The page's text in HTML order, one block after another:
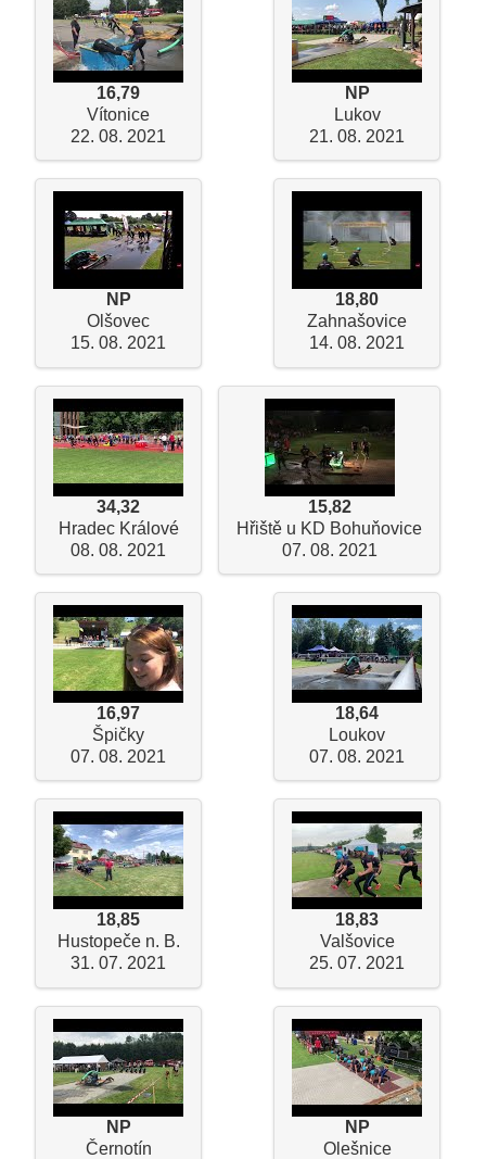
16,79
Vítonice
22. 08. 2021
NP
Lukov
21. 08. 2021
NP
Olšovec
15. 08. 2021
18,80
Zahnašovice
14. 08. 2021
34,32
Hradec Králové
08. 08. 2021
15,82
Hřiště u KD Bohuňovice
07. 08. 2021
16,97
Špičky
07. 08. 2021
18,64
Loukov
07. 08. 2021
18,85
Hustopeče n. B.
31. 07. 2021
18,83
Valšovice
25. 07. 2021
NP
Černotín
NP
Olešnice